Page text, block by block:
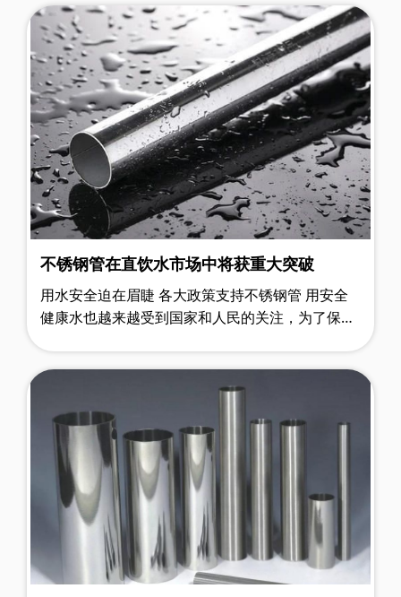
不锈钢管在直饮水市场中将获重大突破
用水安全迫在眉睫 各大政策支持不锈钢管 用安全
健康水也越来越受到国家和人民的关注，为了保障